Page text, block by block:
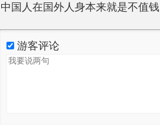
中国人在国外人身本来就是不值钱
游客评论